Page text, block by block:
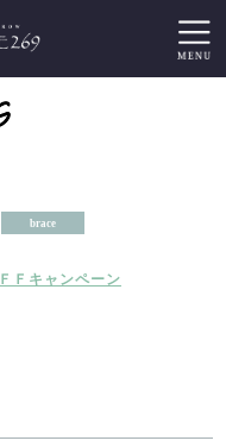
brace
Ｆキャンペーン